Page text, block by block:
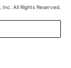
All Rights Reserved.